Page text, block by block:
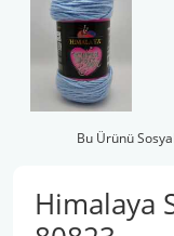
Bu Ürünü
Himalaya